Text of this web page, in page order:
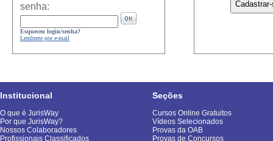
senha:
Esqueceu login/senha?
Lembrete por e-mail
Institucional
O que é JurisWay
Por que JurisWay?
Nossos Colaboradores
Profissionais Classificados
Seções
Cursos Online Gratuitos
Vídeos Selecionados
Provas da OAB
Provas de Concursos